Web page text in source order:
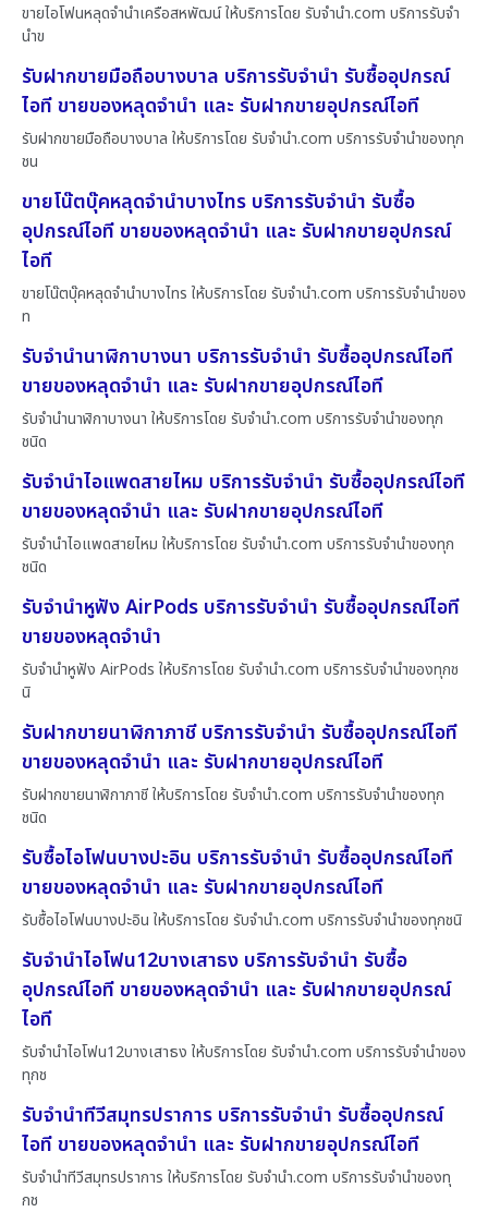
ขายไอโฟนหลุดจำนำเครือสหพัฒน์ ให้บริการโดย รับจํานํา.com บริการรับจำ
นำข
รับฝากขายมือถือบางบาล บริการรับจำนำ รับซื้ออุปกรณ์
ไอที ขายของหลุดจำนำ และ รับฝากขายอุปกรณ์ไอที
รับฝากขายมือถือบางบาล ให้บริการโดย รับจํานํา.com บริการรับจำนำของทุก
ชน
ขายโน๊ตบุ๊คหลุดจำนำบางไทร บริการรับจำนำ รับซื้อ
อุปกรณ์ไอที ขายของหลุดจำนำ และ รับฝากขายอุปกรณ์
ไอที
ขายโน๊ตบุ๊คหลุดจำนำบางไทร ให้บริการโดย รับจํานํา.com บริการรับจำนำของ
ท
รับจำนำนาฬิกาบางนา บริการรับจำนำ รับซื้ออุปกรณ์ไอที
ขายของหลุดจำนำ และ รับฝากขายอุปกรณ์ไอที
รับจำนำนาฬิกาบางนา ให้บริการโดย รับจํานํา.com บริการรับจำนำของทุก
ชนิด
รับจำนำไอแพดสายไหม บริการรับจำนำ รับซื้ออุปกรณ์ไอที
ขายของหลุดจำนำ และ รับฝากขายอุปกรณ์ไอที
รับจำนำไอแพดสายไหม ให้บริการโดย รับจํานํา.com บริการรับจำนำของทุก
ชนิด
รับจำนำหูฟัง AirPods บริการรับจำนำ รับซื้ออุปกรณ์ไอที
ขายของหลุดจำนำ
รับจำนำหูฟัง AirPods ให้บริการโดย รับจํานํา.com บริการรับจำนำของทุกช
นิ
รับฝากขายนาฬิกาภาชี บริการรับจำนำ รับซื้ออุปกรณ์ไอที
ขายของหลุดจำนำ และ รับฝากขายอุปกรณ์ไอที
รับฝากขายนาฬิกาภาชี ให้บริการโดย รับจํานํา.com บริการรับจำนำของทุก
ชนิด
รับซื้อไอโฟนบางปะอิน บริการรับจำนำ รับซื้ออุปกรณ์ไอที
ขายของหลุดจำนำ และ รับฝากขายอุปกรณ์ไอที
รับซื้อไอโฟนบางปะอิน ให้บริการโดย รับจํานํา.com บริการรับจำนำของทุกชนิ
รับจำนำไอโฟน12บางเสาธง บริการรับจำนำ รับซื้อ
อุปกรณ์ไอที ขายของหลุดจำนำ และ รับฝากขายอุปกรณ์
ไอที
รับจำนำไอโฟน12บางเสาธง ให้บริการโดย รับจํานํา.com บริการรับจำนำของ
ทุกช
รับจำนำทีวีสมุทรปราการ บริการรับจำนำ รับซื้ออุปกรณ์
ไอที ขายของหลุดจำนำ และ รับฝากขายอุปกรณ์ไอที
รับจำนำทีวีสมุทรปราการ ให้บริการโดย รับจํานํา.com บริการรับจำนำของทุ
กช